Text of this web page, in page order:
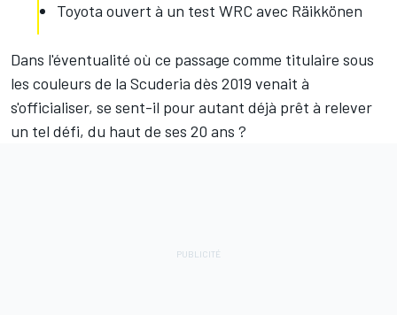
Toyota ouvert à un test WRC avec Räikkönen
Dans l'éventualité où ce passage comme titulaire sous
les couleurs de la Scuderia dès 2019 venait à
s'officialiser, se sent-il pour autant déjà prêt à relever
un tel défi, du haut de ses 20 ans ?